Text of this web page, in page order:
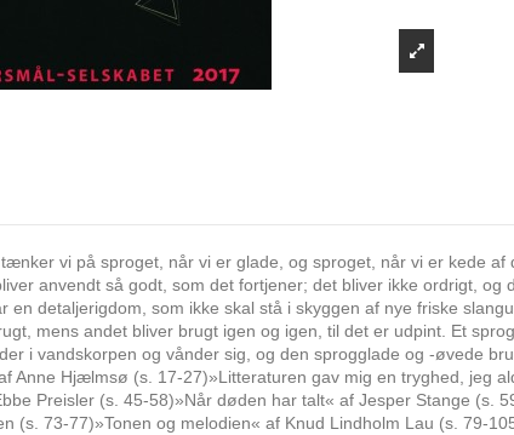
vi på sproget, når vi er glade, og sproget, når vi er kede
anvendt så godt, som det fortjener; det bliver ikke ordrigt,
en detaljerigdom, som ikke skal stå i skyggen af nye friske
mens andet bliver brugt igen og igen, til det er udpint. Et
i vandskorpen og vånder sig, og den sprogglade og -øvede
Anne Hjælmsø (s. 17-27)»Litteraturen gav mig en tryghed, jeg
Preisler (s. 45-58)»Når døden har talt« af Jesper Stange
(s. 73-77)»Tonen og melodien« af Knud Lindholm Lau (s. 79-